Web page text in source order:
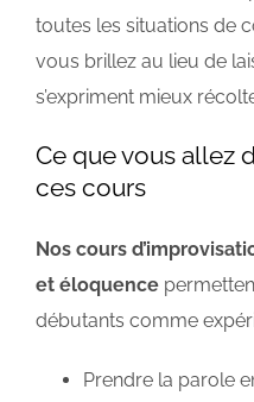
toutes les situations de
vous brillez au lieu de
s’expriment mieux
Ce que vous allez
ces cours
Nos cours
et éloquence
débutants comme
Prendre la parole